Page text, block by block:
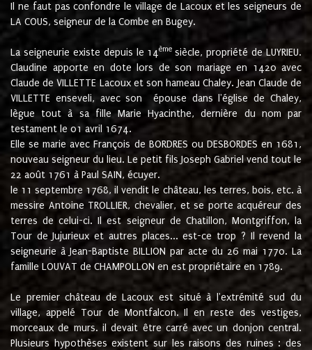
Il ne faut pas confondre le village de Lacoux et les seigneurs de
LA COUS, seigneur de la Combe en Bugey.
La seigneurie existe depuis le 14ème siècle, propriété de LUYRIEU.
Claudine apporte en dote lors de son mariage en 1420 avec
Claude de VILLETTE Lacoux et son hameau Chaley. Jean Claude de
VILLETTE enseveli, avec son épouse dans l'église de Chaley,
lègue tout à sa fille Marie Hyacinthe, dernière du nom par
testament le 01 avril 1674.
Elle se marie avec François de BORDRES ou DESBORDES en 1681,
nouveau seigneur du lieu. Le petit fils Joseph Gabriel vend tout le
22 août 1761 à Paul SAIN, écuyer.
le 11 septembre 1768, il vendit le château, les terres, bois, etc. à
messire Antoine TROLLIER, chevalier, et se porte acquéreur des
terres de celui-ci. Il est seigneur de Chatillon, Montgriffon, la
Tour de Jujurieux et autres places... est-ce trop ? Il revend la
seigneurie à Jean-Baptiste BILLION par acte du 26 mai 1770. La
famille LOUVAT de CHAMPOLLON en est propriétaire en 1789.
Le premier château de Lacoux est situé à l'extrémité sud du
village, appelé Tour de Montfalcon. Il en reste des vestiges,
morceaux de murs. il devait être carré avec un donjon central.
Plusieurs hypothèses existent sur les raisons des ruines : des